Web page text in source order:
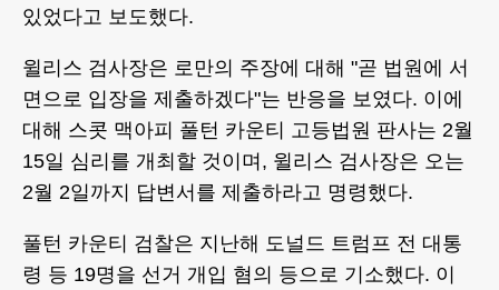
있었다고 보도했다.
윌리스 검사장은 로만의 주장에 대해 "곧 법원에 서
면으로 입장을 제출하겠다"는 반응을 보였다. 이에
대해 스콧 맥아피 풀턴 카운티 고등법원 판사는 2월
15일 심리를 개최할 것이며, 윌리스 검사장은 오는
2월 2일까지 답변서를 제출하라고 명령했다.
풀턴 카운티 검찰은 지난해 도널드 트럼프 전 대통
령 등 19명을 선거 개입 혐의 등으로 기소했다. 이